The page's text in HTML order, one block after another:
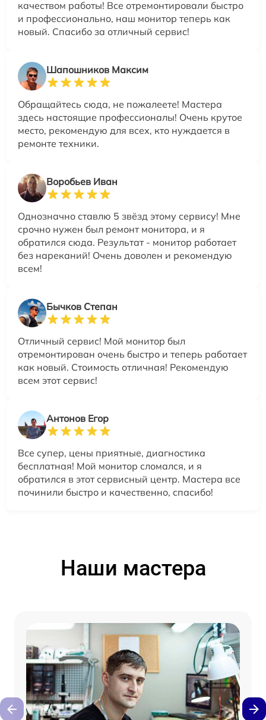
качеством работы! Все отремонтировали быстро
и профессионально, наш монитор теперь как
новый. Спасибо за отличный сервис!
Шапошников Максим
Обращайтесь сюда, не пожалеете! Мастера
здесь настоящие профессионалы! Очень крутое
место, рекомендую для всех, кто нуждается в
ремонте техники.
Воробьев Иван
Однозначно ставлю 5 звёзд этому сервису! Мне
срочно нужен был ремонт монитора, и я
обратился сюда. Результат - монитор работает
без нареканий! Очень доволен и рекомендую
всем!
Бычков Степан
Отличный сервис! Мой монитор был
отремонтирован очень быстро и теперь работает
как новый. Стоимость отличная! Рекомендую
всем этот сервис!
Антонов Егор
Все супер, цены приятные, диагностика
бесплатная! Мой монитор сломался, и я
обратился в этот сервисный центр. Мастера все
починили быстро и качественно, спасибо!
Наши мастера